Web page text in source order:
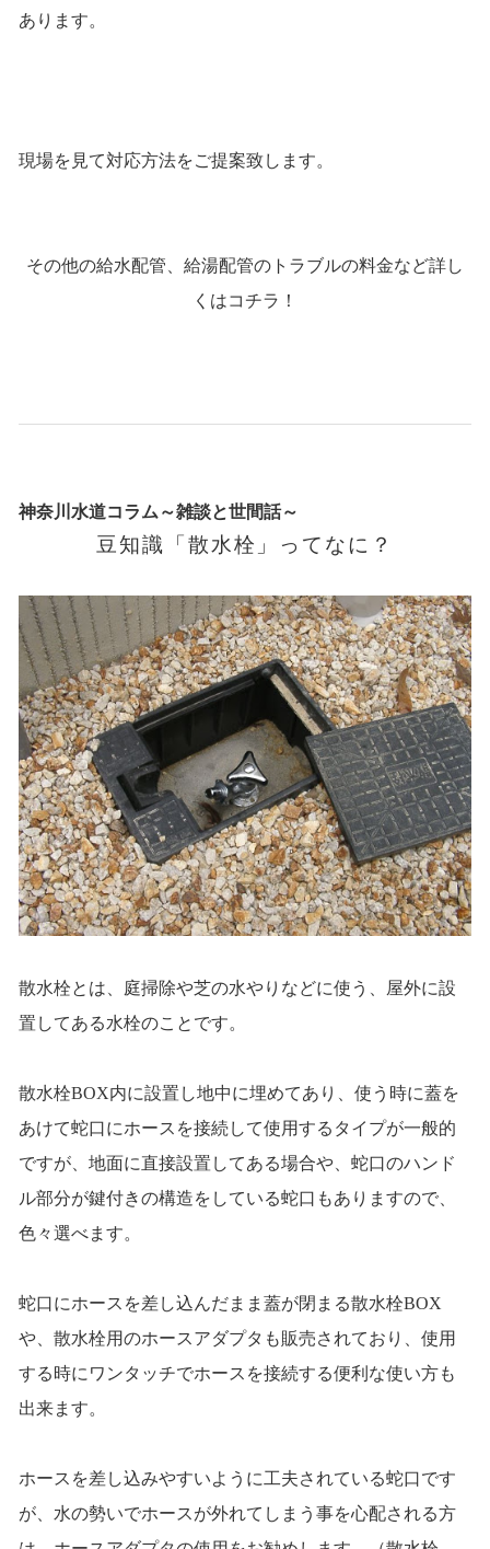
あります。
現場を見て対応方法をご提案致します。
その他の給水配管、給湯配管のトラブルの料金など詳し
くはコチラ！
神奈川水道コラム～雑談と世間話～
豆知識「散水栓」ってなに？
散水栓とは、庭掃除や芝の水やりなどに使う、屋外に設
置してある水栓のことです。
散水栓BOX内に設置し地中に埋めてあり、使う時に蓋を
あけて蛇口にホースを接続して使用するタイプが一般的
ですが、地面に直接設置してある場合や、蛇口のハンド
ル部分が鍵付きの構造をしている蛇口もありますので、
色々選べます。
蛇口にホースを差し込んだまま蓋が閉まる散水栓BOX
や、散水栓用のホースアダプタも販売されており、使用
する時にワンタッチでホースを接続する便利な使い方も
出来ます。
ホースを差し込みやすいように工夫されている蛇口です
が、水の勢いでホースが外れてしまう事を心配される方